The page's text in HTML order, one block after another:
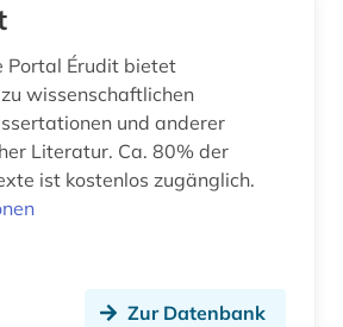
kognitive linguistik (1)
(1)
Portal Érudit bietet
wissenschaftlichen
und anderer
Literatur. Ca. 80% der
ist kostenlos zugänglich.
Zur Datenbank